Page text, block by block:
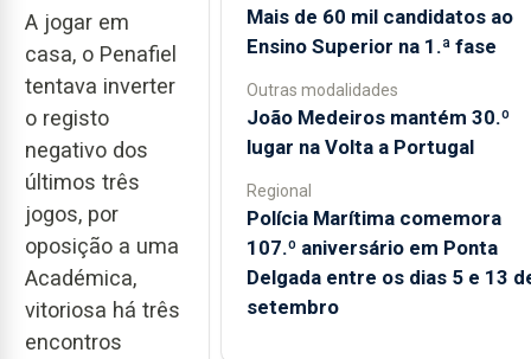
A jogar em
casa, o Penafiel
tentava inverter
o registo
negativo dos
últimos três
jogos, por
oposição a uma
Académica,
vitoriosa há três
encontros
Mais de 60 mil candidatos ao
Ensino Superior na 1.ª fase
Outras modalidades
João Medeiros mantém 30.º
lugar na Volta a Portugal
Regional
Polícia Marítima comemora
107.º aniversário em Ponta
Delgada entre os dias 5 e 13
setembro